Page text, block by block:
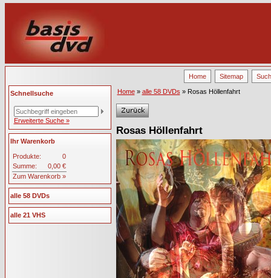
Home Sitemap
Schnellsuche
Erweiterte Suche »
Ihr Warenkorb
Produkte:
0
Summe:
0,00 €
Zum Warenkorb »
alle 58 DVDs
alle 21 VHS
Home» alle 58 DVDs » Rosas Höllenfahrt
Rosas Höllenfahrt